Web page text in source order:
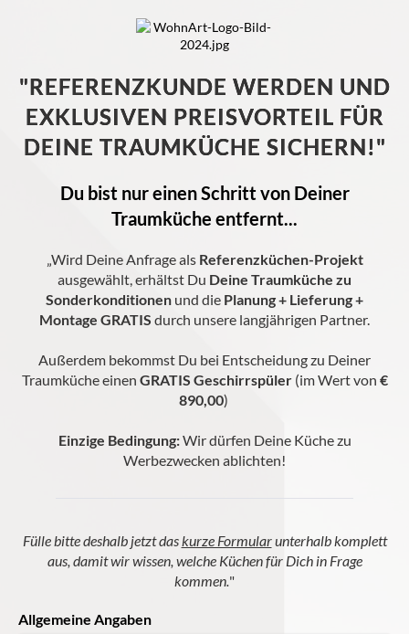
"REFERENZKUNDE WERDEN UND
EXKLUSIVEN PREISVORTEIL FÜR
DEINE TRAUMKÜCHE SICHERN!"
Du bist nur einen Schritt von Deiner
Traumküche entfernt...
„Wird Deine Anfrage als Referenzküchen-Projekt
ausgewählt, erhältst Du Deine Traumküche zu
Sonderkonditionen und die Planung + Lieferung +
Montage GRATIS durch unsere langjährigen Partner.
Außerdem bekommst Du bei Entscheidung zu Deiner
Traumküche einen GRATIS Geschirrspüler(im Wert von €
890,00)
Einzige Bedingung:Wir dürfen Deine Küche zu
Werbezwecken ablichten!
Fülle bitte deshalb jetzt daskurze Formularunterhalb komplett
aus, damit wir wissen, welche Küchen für Dich in Frage
kommen."
Allgemeine Angaben